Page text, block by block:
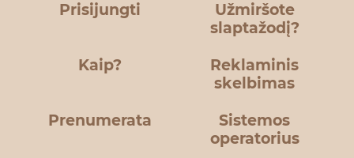
Prisijungti
Užmiršote
slaptažodį?
Kaip?
Reklaminis
skelbimas
Prenumerata
Sistemos
operatorius